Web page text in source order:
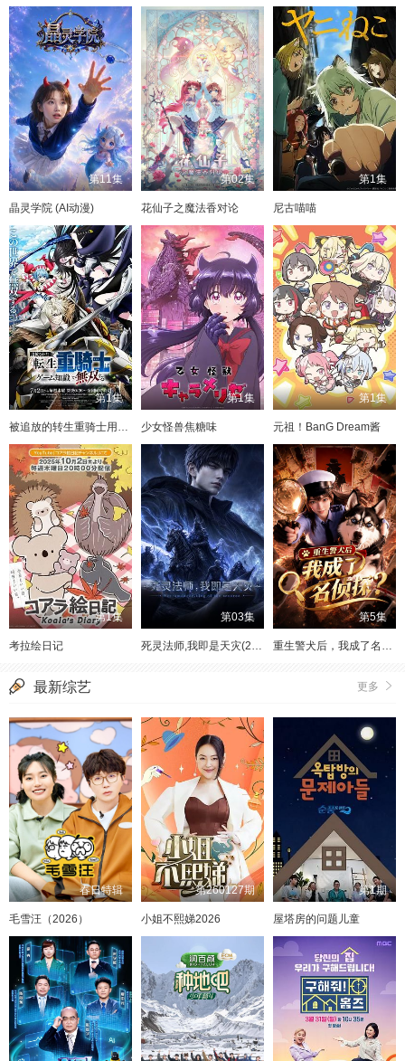
第11集
晶灵学院 (AI动漫)
第02集
花仙子之魔法香对论
第1集
尼古喵喵
第1集
被追放的转生重骑士用游戏知识开无双
第1集
少女怪兽焦糖味
第1集
元祖！BanG Dream酱
第1集
考拉绘日记
第03集
死灵法师,我即是天灾(2026)
第5集
重生警犬后，我成了名侦探
更多
最新综艺
春日特辑
毛雪汪（2026）
第260127期
小姐不熙娣2026
第1期
屋塔房的问题儿童